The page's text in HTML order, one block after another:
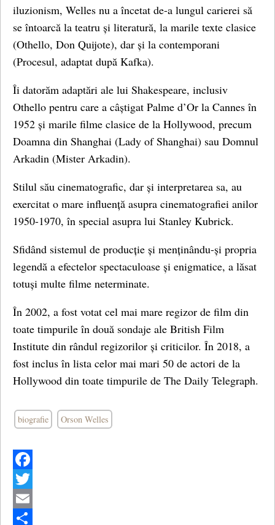
iluzionism, Welles nu a încetat de-a lungul carierei să
se întoarcă la teatru și literatură, la marile texte clasice
(Othello, Don Quijote), dar și la contemporani
(Procesul, adaptat după Kafka).
Îi datorăm adaptări ale lui Shakespeare, inclusiv
Othello pentru care a câștigat Palme d’Or la Cannes în
1952 și marile filme clasice de la Hollywood, precum
Doamna din Shanghai (Lady of Shanghai) sau Domnul
Arkadin (Mister Arkadin).
Stilul său cinematografic, dar și interpretarea sa, au
exercitat o mare influență asupra cinematografiei anilor
1950-1970, în special asupra lui Stanley Kubrick.
Sfidând sistemul de producție și menținându-și propria
legendă a efectelor spectaculoase și enigmatice, a lăsat
totuși multe filme neterminate.
În 2002, a fost votat cel mai mare regizor de film din
toate timpurile în două sondaje ale British Film
Institute din rândul regizorilor și criticilor. În 2018, a
fost inclus în lista celor mai mari 50 de actori de la
Hollywood din toate timpurile de The Daily Telegraph.
biografie Orson Welles
Facebook
Twitter
Email